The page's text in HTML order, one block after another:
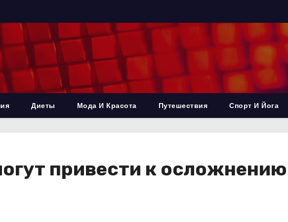
Диеты Мода И Красота Путешествия Спорт И Йога
привести к